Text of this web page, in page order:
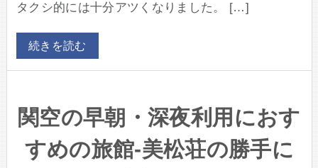
タクシ的には十分アツくなりました。 […]
続きを読む
関空の早朝・深夜利用におす
すめの旅館-美松荘の勝手に